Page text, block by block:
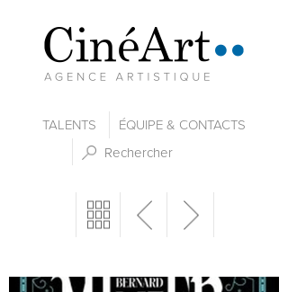
TALENTS ÉQUIPE & CONTACTS